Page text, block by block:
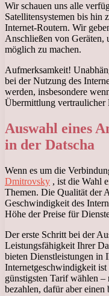
Wir schauen uns alle
Satellitensystemen bis hin
Internet-Routern. Wir
Anschließen von Geräten,
möglich zu machen.
Aufmerksamkeit!
bei der Nutzung des
werden, insbesondere
Übermittlung vertraulicher
Auswahl eines
in der Datscha
Wenn es um die
Dmitrovsky , ist die Wahl
Themen. Die Qualität der
Geschwindigkeit des
Höhe der Preise für
Der erste Schritt bei der
Leistungsfähigkeit Ihrer
bieten Dienstleistungen in
Internetgeschwindigkeit
günstigsten Tarif wählen –
bezahlen, dafür aber einen